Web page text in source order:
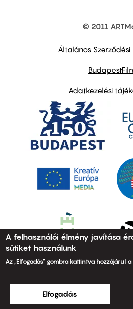
© 2011
Általános Szerződési
Adatkezelési
A felhasználói élmény javítása
sütiket használunk
Az „Elfogadás” gombra kattintva hozzájárul
Elfogadás